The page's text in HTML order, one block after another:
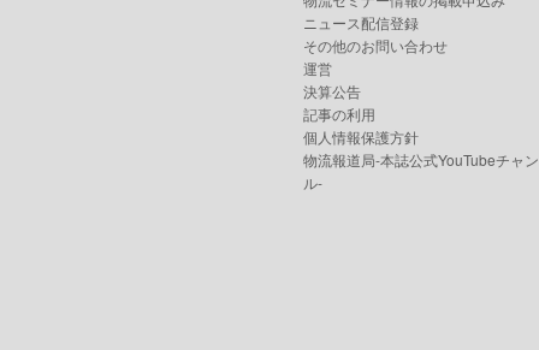
ニュース配信登録
その他のお問い合わせ
運営
決算公告
記事の利用
個人情報保護方針
物流報道局-本誌公式YouTubeチャ
ル-